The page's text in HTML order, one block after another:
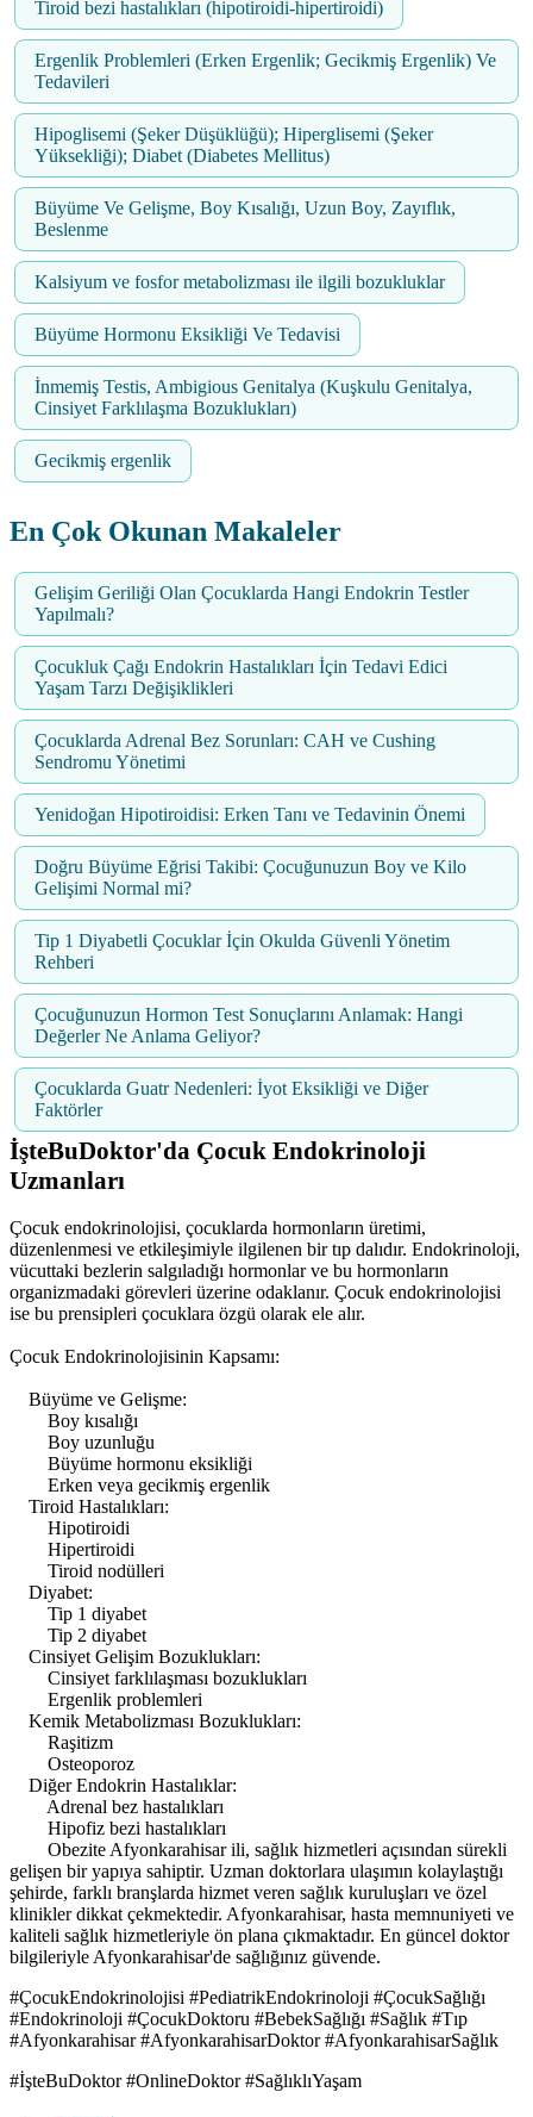
Tiroid bezi hastalıkları (hipotiroidi-hipertiroidi)
Ergenlik Problemleri (Erken Ergenlik; Gecikmiş Ergenlik) Ve
Tedavileri
Hipoglisemi (Şeker Düşüklüğü); Hiperglisemi (Şeker
Yüksekliği); Diabet (Diabetes Mellitus)
Büyüme Ve Gelişme, Boy Kısalığı, Uzun Boy, Zayıflık,
Beslenme
Kalsiyum ve fosfor metabolizması ile ilgili bozukluklar
Büyüme Hormonu Eksikliği Ve Tedavisi
İnmemiş Testis, Ambigious Genitalya (Kuşkulu Genitalya,
Cinsiyet Farklılaşma Bozuklukları)
Gecikmiş ergenlik
En Çok Okunan Makaleler
Gelişim Geriliği Olan Çocuklarda Hangi Endokrin Testler
Yapılmalı?
Çocukluk Çağı Endokrin Hastalıkları İçin Tedavi Edici
Yaşam Tarzı Değişiklikleri
Çocuklarda Adrenal Bez Sorunları: CAH ve Cushing
Sendromu Yönetimi
Yenidoğan Hipotiroidisi: Erken Tanı ve Tedavinin Önemi
Doğru Büyüme Eğrisi Takibi: Çocuğunuzun Boy ve Kilo
Gelişimi Normal mi?
Tip 1 Diyabetli Çocuklar İçin Okulda Güvenli Yönetim
Rehberi
Çocuğunuzun Hormon Test Sonuçlarını Anlamak: Hangi
Değerler Ne Anlama Geliyor?
Çocuklarda Guatr Nedenleri: İyot Eksikliği ve Diğer
Faktörler
İşteBuDoktor'da Çocuk Endokrinoloji
Uzmanları
Çocuk endokrinolojisi, çocuklarda hormonların üretimi,
düzenlenmesi ve etkileşimiyle ilgilenen bir tıp dalıdır. Endokrinoloji,
vücuttaki bezlerin salgıladığı hormonlar ve bu hormonların
organizmadaki görevleri üzerine odaklanır. Çocuk endokrinolojisi
ise bu prensipleri çocuklara özgü olarak ele alır.
Çocuk Endokrinolojisinin Kapsamı:
Büyüme ve Gelişme:
Boy kısalığı
Boy uzunluğu
Büyüme hormonu eksikliği
Erken veya gecikmiş ergenlik
Tiroid Hastalıkları:
Hipotiroidi
Hipertiroidi
Tiroid nodülleri
Diyabet:
Tip 1 diyabet
Tip 2 diyabet
Cinsiyet Gelişim Bozuklukları:
Cinsiyet farklılaşması bozuklukları
Ergenlik problemleri
Kemik Metabolizması Bozuklukları:
Raşitizm
Osteoporoz
Diğer Endokrin Hastalıklar:
Adrenal bez hastalıkları
Hipofiz bezi hastalıkları
Obezite Afyonkarahisar ili, sağlık hizmetleri açısından sürekli
gelişen bir yapıya sahiptir. Uzman doktorlara ulaşımın kolaylaştığı
şehirde, farklı branşlarda hizmet veren sağlık kuruluşları ve özel
klinikler dikkat çekmektedir. Afyonkarahisar, hasta memnuniyeti ve
kaliteli sağlık hizmetleriyle ön plana çıkmaktadır. En güncel doktor
bilgileriyle Afyonkarahisar'de sağlığınız güvende.
#ÇocukEndokrinolojisi #PediatrikEndokrinoloji #ÇocukSağlığı
#Endokrinoloji #ÇocukDoktoru #BebekSağlığı #Sağlık #Tıp
#Afyonkarahisar #AfyonkarahisarDoktor #AfyonkarahisarSağlık
#İşteBuDoktor #OnlineDoktor #SağlıklıYaşam